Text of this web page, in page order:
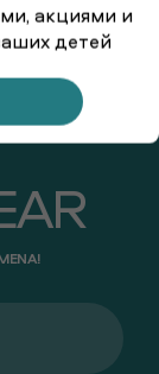
акциями и
детей